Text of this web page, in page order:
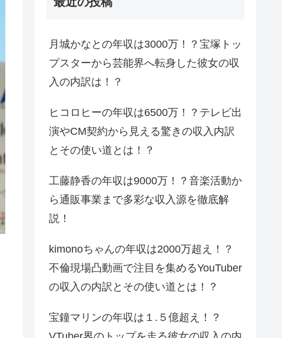
月城かなとの年収は3000万！？宝塚トッ
プスターから芸能界へ転身した彼女の収
入の内訳は！？
ヒコロヒーの年収は6500万！？テレビ出
演やCM契約から見える驚きの収入内訳
とその使い道とは！？
工藤静香の年収は9000万！？音楽活動か
ら通販事業まで多彩な収入源を徹底解
説！
kimonoちゃんの年収は2000万超え！？
不倫現場凸動画で注目を集めるYouTuber
の収入の内訳とその使い道とは！？
宝鐘マリンの年収は１.５億超え！？